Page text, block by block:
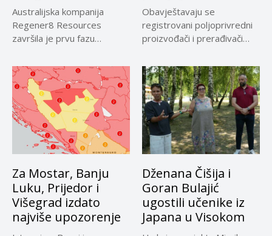
Australijska kompanija
Regener8 Resources
završila je prvu fazu
projektu...
Obavještavaju se
registrovani poljoprivredni
proizvođači i prerađivači
su...
Za Mostar, Banju
Luku, Prijedor i
Višegrad izdato
najviše upozorenje
Dženana Čišija i
Goran Bulajić
ugostili učenike iz
Japana u Visokom